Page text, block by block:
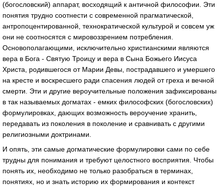
(богословский) аппарат, восходящий к античной философии. Эти
понятия трудно соотнести с современной прагматической,
антропоцентированной, технократической культурой и совсем уж
они не соотносятся с мировоззрением потребления.
Основополагающими, исключительно христианскими являются
вера в Бога - Святую Троицу и вера в Сына Божьего Иисуса
Христа, родившегося от Марии Девы, пострадавшего и умершего
на кресте и воскресшего ради спасения людей от греха и вечной
смерти. Эти и другие вероучительные положения зафиксированы
в так называемых догматах - емких философских (богословских)
формулировках, дающих возможность вероучение хранить,
передавать из поколения в поколение и сравнивать с другими
религиозными доктринами.
И опять, эти самые догматические формулировки сами по себе
трудны для понимания и требуют целостного восприятия. Чтобы
понять их, необходимо не только разобраться в терминах,
понятиях, но и знать историю их формирования и контекст